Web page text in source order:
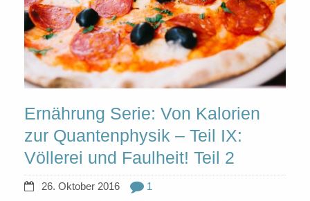
Ernährung Serie: Von Kalorien
zur Quantenphysik – Teil IX:
Völlerei und Faulheit! Teil 2
26. Oktober 2016
1